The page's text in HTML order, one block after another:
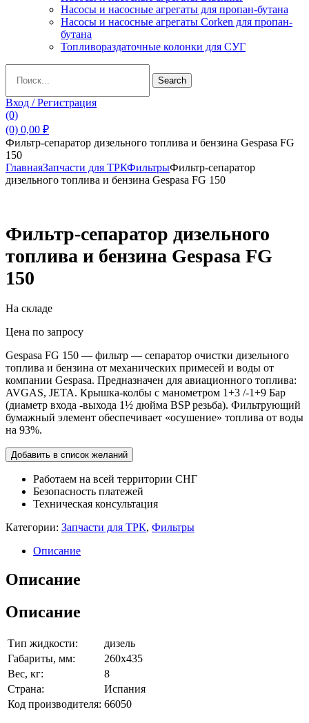
Насосы и насосные агрегаты для пропан-бутана
Насосы и насосные агрегаты Corken для пропан-
бутана
Топливораздаточные колонки для СУГ
for:
Search
Вход / Регистрация
(0)
(0) 0,00 ₽
Фильтр-сепаратор дизельного топлива и бензина Gespasa FG
150
ГлавнаяЗапчасти для ТРКФильтрыФильтр-сепаратор
дизельного топлива и бензина Gespasa FG 150
Фильтр-сепаратор дизельного
топлива и бензина Gespasa FG
150
На складе
Цена по запросу
Gespasa FG 150 — фильтр — сепаратор очистки дизельного
топлива и бензина от механических примесей и воды от
компании Gespasa. Предназначен для авиационного топлива:
AVGAS, JETA. Крышка-колбы с манометром 1+3 /-1+9 Бар
(диаметр входа -выхода 1½ дюйма BSP резьба). Фильтрующий
бумажный элемент обеспечивает «осушение» топлива от воды
на 93%.
Добавить в список желаний
Работаем на всей территории СНГ
Безопасность платежей
Техническая консультация
Категории: Запчасти для ТРК, Фильтры
Описание
Описание
Описание
Тип жидкости:
дизель
Габариты, мм:
260х435
Вес, кг:
8
Страна:
Испания
Код производителя: 66050